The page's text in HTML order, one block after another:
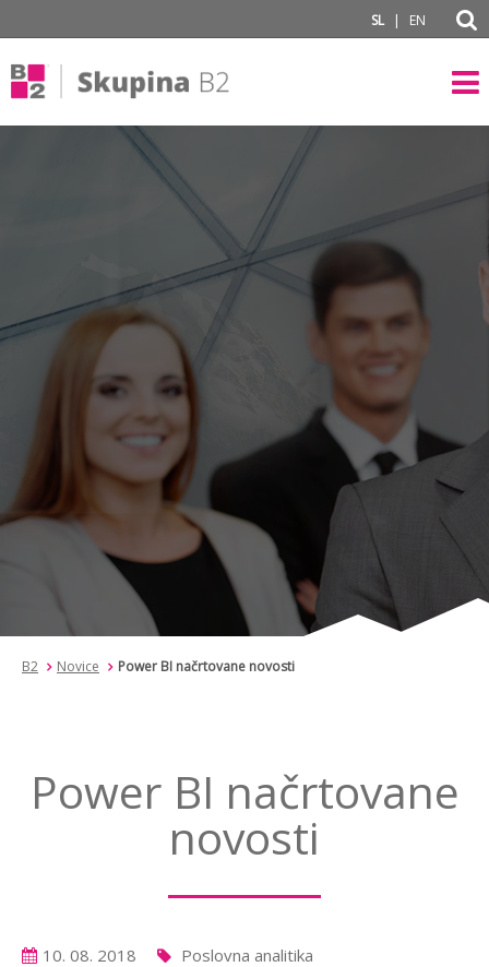
SL | EN
B2 Novice Power BI načrtovane novosti
Power BI načrtovane
novosti
10. 08. 2018 Poslovna analitika